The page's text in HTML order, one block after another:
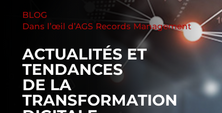
BLOG
Dans l’œil d’AGS Records Management
ACTUALITÉS ET
TENDANCES
DE LA
TRANSFORMATION